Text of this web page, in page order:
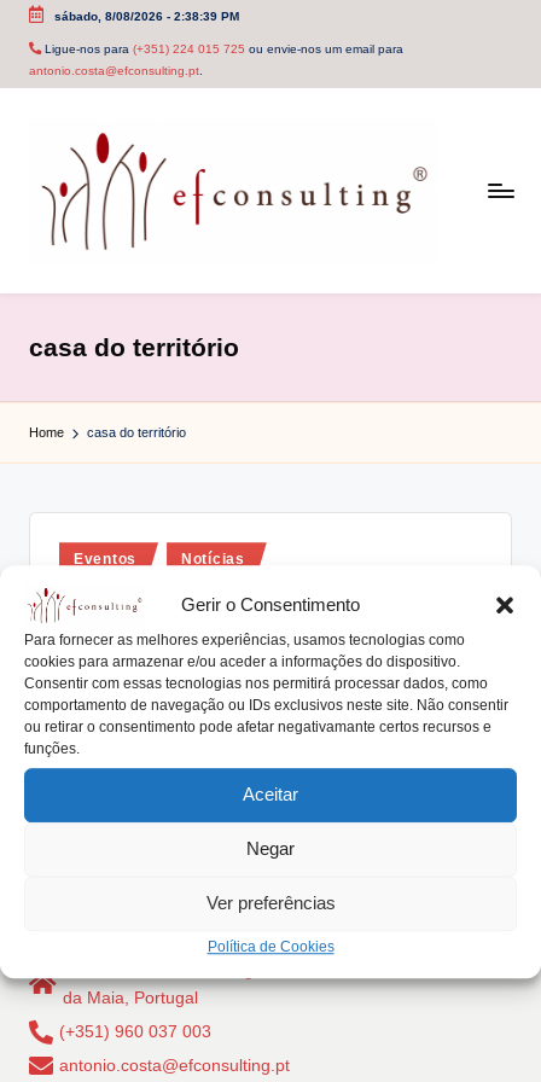
Gerir o Consentimento
Para fornecer as melhores experiências, usamos tecnologias como
cookies para armazenar e/ou aceder a informações do dispositivo.
Consentir com essas tecnologias nos permitirá processar dados, como
comportamento de navegação ou IDs exclusivos neste site. Não consentir
ou retirar o consentimento pode afetar negativamante certos recursos e
funções.
Aceitar
Negar
Ver preferências
Política de Cookies
Skip
sábado, 8/08/2026- 2:38:39 PM
Ligue-nos para (+351) 224 015 725 ou envie-nos um email para
antonio.costa@efconsulting.pt.
c
o
n
u
lt
i
n
g
.
p
casa do território
Home casa do território
Posted
Eventos Notícias
Enfrentar os Desafios, Assegurar a
Continuidade
Posted
António Nogueira da Costa Novembro 9, 2017
Workshop: "Enfrentar os Desafios, Assegurar a
Continuidade" Evento integrado no projeto Roadmap
Empresas Familiares , promovido pelo…
da Maia, Portugal
(+351) 960 037 003
antonio.costa@efconsulting.pt